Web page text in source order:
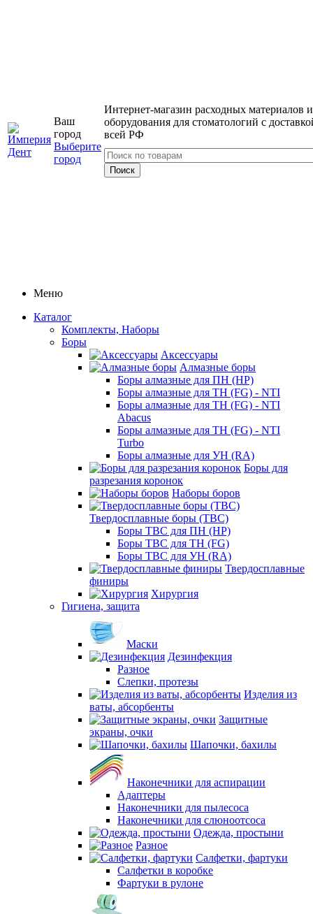
Ваш
город
Выберите
город
Интернет-магазин расходных материалов и
оборудования для стоматологий с
всей РФ
Меню
Каталог
Комплекты, Наборы
Боры
Аксессуары
Алмазные боры
Боры алмазные для ПН (HP)
Боры алмазные для ТН (FG) - NTI
Боры алмазные для ТН (FG) - NTI
Abacus
Боры алмазные для ТН (FG) - NTI
Turbo
Боры алмазные для УН (RA)
Боры для
разрезания коронок
Наборы боров
Твердосплавные боры (ТВС)
Боры ТВС для ПН (HP)
Боры ТВС для ТН (FG)
Боры ТВС для УН (RA)
Твердосплавные
финиры
Хирургия
Гигиена, защита
Маски
Дезинфекция
Разное
Слепки, протезы
Изделия из
ваты, абсорбенты
Защитные
экраны, очки
Шапочки, бахилы
Наконечники для аспирации
Адаптеры
Наконечники для пылесоса
Наконечники для слюноотсоса
Одежда, простыни
Разное
Салфетки, фартуки
Салфетки в коробке
Фартуки в рулоне